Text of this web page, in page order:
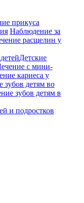
прикуса
Наблюдение за
расщелин у
Детские
с мини-
кариеса у
зубов детям во
зубов детям в
и подростков